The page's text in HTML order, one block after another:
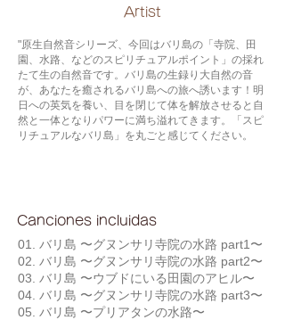
​Artist
"原生自然音シリーズ、今回はバリ島の「寺院、田
園、水路、などのスピリチュアルポイント」の採れ
たて生の自然音です。バリ島の生録り大自然の音
が、あなたを癒されるバリ島への旅へ誘います！明
日への英気を養い、目を閉じて体を解放させると自
然と一体となりパワーに満ち溢れてきます。「スピ
リチュアルなバリ島」を丸ごと感じてください。
Canciones incluidas
01. バリ島 〜グヌンサリ寺院の水路 part1〜
02. バリ島 〜グヌンサリ寺院の水路 part2〜
03. バリ島 〜ウブドにいる田園のアヒル〜
04. バリ島 〜グヌンサリ寺院の水路 part3〜
05. バリ島 〜プリアタンの水路〜